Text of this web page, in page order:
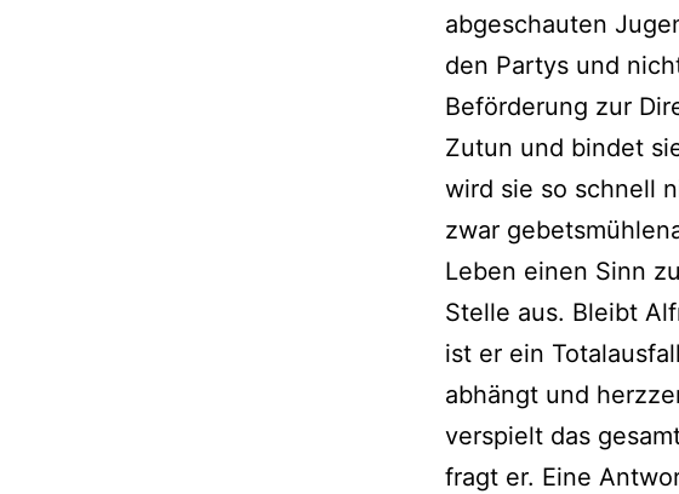
abgeschauten
den Partys und
Beförderung zur
Zutun und bindet
wird sie so schnell
zwar
Leben einen Sinn
Stelle aus. Bleibt
ist er ein
abhängt und
verspielt das
fragt er. Eine